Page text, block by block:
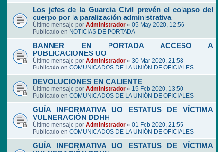
Los jefes de la Guardia Civil prevén el colapso del
cuerpo por la paralización administrativa
Último mensaje por Administrador « 05 May 2020, 12:56
Publicado en NOTICIAS DE PORTADA
BANNER EN PORTADA ACCESO A
PUBLICACIONES UO
Último mensaje por Administrador « 30 Mar 2020, 21:58
Publicado en COMUNICADOS DE LA UNIÓN DE OFICIALES
DEVOLUCIONES EN CALIENTE
Último mensaje por Administrador « 15 Feb 2020, 13:50
Publicado en COMUNICADOS DE LA UNIÓN DE OFICIALES
GUÍA INFORMATIVA UO ESTATUS DE VÍCTIMA
VULNERACIÓN DDHH
Último mensaje por Administrador « 01 Feb 2020, 21:55
Publicado en COMUNICADOS DE LA UNIÓN DE OFICIALES
GUÍA INFORMATIVA UO ESTATUS DE VÍCTIMA